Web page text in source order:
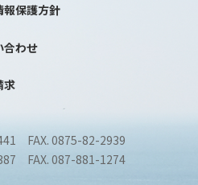
報保護方針
合わせ
求
FAX. 0875-82-2939
FAX. 087-881-1274